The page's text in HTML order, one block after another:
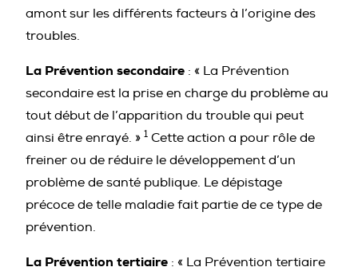
amont sur les différents facteurs à l’origine des
troubles.
La Prévention secondaire : « La Prévention
secondaire est la prise en charge du problème au
tout début de l’apparition du trouble qui peut
ainsi être enrayé. » 1 Cette action a pour rôle de
freiner ou de réduire le développement d’un
problème de santé publique. Le dépistage
précoce de telle maladie fait partie de ce type de
prévention.
La Prévention tertiaire : « La Prévention tertiaire